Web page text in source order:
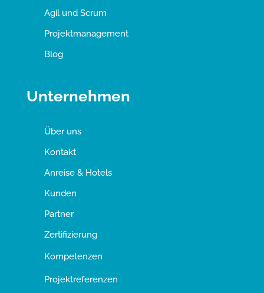
Agil und Scrum
Projektmanagement
Blog
Unternehmen
Über uns
Kontakt
Anreise & Hotels
Kunden
Partner
Zertifizierung
Kompetenzen
Projektreferenzen